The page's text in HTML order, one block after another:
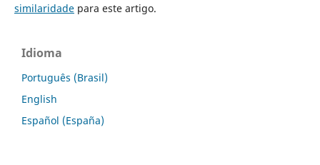
similaridadepara este artigo.
Idioma
Português (Brasil)
English
Español (España)